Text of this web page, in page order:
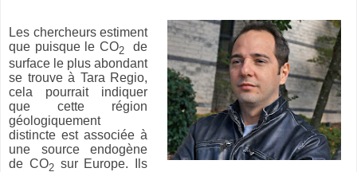
Les chercheurs estiment
que puisque le CO2
de
surface le plus abondant
se trouve à Tara Regio,
cela pourrait indiquer
que cette région
géologiquement
distincte est associée à
une source endogène
de CO2sur Europe. Ils